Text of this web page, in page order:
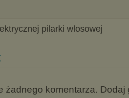
pilarki wlosowej
żadnego komentarza. Dodaj